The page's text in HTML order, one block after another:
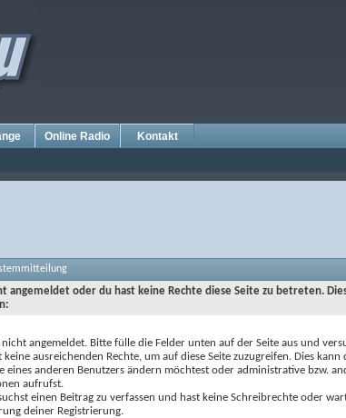
Online Radio Kontakt
angemeldet oder du hast keine Rechte diese Seite zu betreten.
angemeldet. Bitte fülle die Felder unten auf der Seite aus und
keine ausreichenden Rechte, um auf diese Seite zuzugreifen. Dies kann
eines anderen Benutzers ändern möchtest oder administrative bzw.
aufrufst.
einen Beitrag zu verfassen und hast keine Schreibrechte oder
deiner Registrierung.